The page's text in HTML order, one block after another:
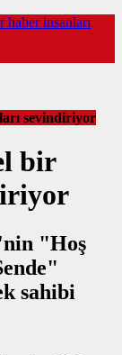
insanları
sevindiriyor
bir
"Hoş
sahibi